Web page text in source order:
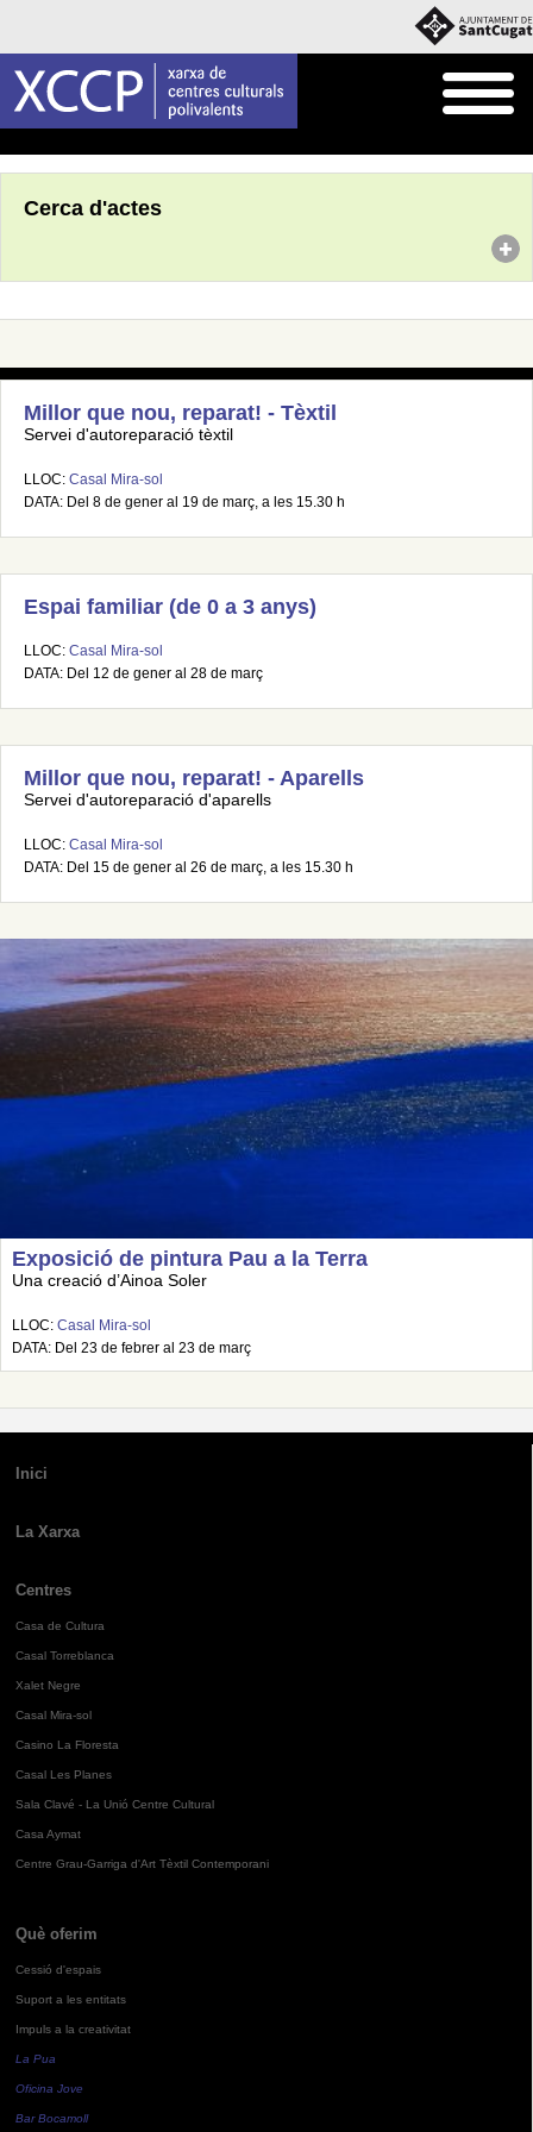
Cerca d'actes
Millor que nou, reparat! - Tèxtil
Servei d'autoreparació tèxtil
LLOC: Casal Mira-sol
DATA: Del 8 de gener al 19 de març, a les 15.30 h
Espai familiar (de 0 a 3 anys)
LLOC: Casal Mira-sol
DATA: Del 12 de gener al 28 de març
Millor que nou, reparat! - Aparells
Servei d'autoreparació d'aparells
LLOC: Casal Mira-sol
DATA: Del 15 de gener al 26 de març, a les 15.30 h
Exposició de pintura Pau a la Terra
Una creació d’Ainoa Soler
LLOC: Casal Mira-sol
DATA: Del 23 de febrer al 23 de març
Inici
La Xarxa
Centres
Casa de Cultura
Casal Torreblanca
Xalet Negre
Casal Mira-sol
Casino La Floresta
Casal Les Planes
Sala Clavé - La Unió Centre Cultural
Casa Aymat
Centre Grau-Garriga d'Art Tèxtil Contemporani
Què oferim
Cessió d'espais
Suport a les entitats
Impuls a la creativitat
La Pua
Oficina Jove
Bar Bocamoll